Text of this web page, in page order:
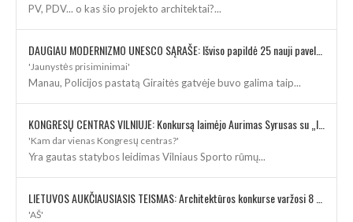
PV, PDV... o kas šio projekto architektai?...
'Jaunystės prisiminimai'
Manau, Policijos pastatą Giraitės gatvėje buvo galima taip...
'Kam dar vienas Kongresų centras?'
Yra gautas statybos leidimas Vilniaus Sporto rūmų...
'AŠ'